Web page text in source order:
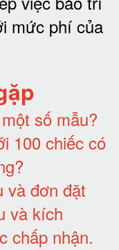
mức phí của
số mẫu?
100 chiếc có
và đơn đặt
và kích
chấp nhận.